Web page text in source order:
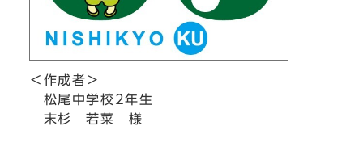
＜作成者＞
松尾中学校2年生
末杉 若菜 様